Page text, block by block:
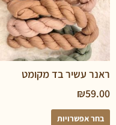
בד מקומט
₪